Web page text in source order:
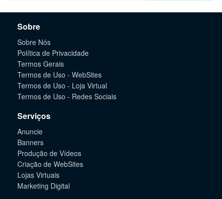
Sobre
Sobre Nós
Política de Privacidade
Termos Gerais
Termos de Uso - WebSites
Termos de Uso - Loja Virtual
Termos de Uso - Redes Sociais
Serviços
Anuncie
Banners
Produção de Vídeos
Criação de WebSites
Lojas Virtuais
Marketing Digital